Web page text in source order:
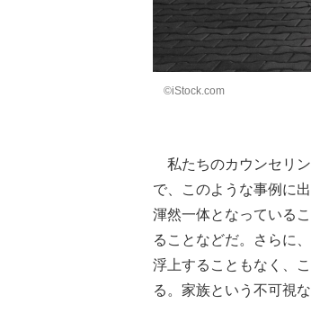
©iStock.com
私たちのカウンセリ
で、このような事例に
渾然一体となっている
ることなどだ。さらに
浮上することもなく、
る。家族という不可視